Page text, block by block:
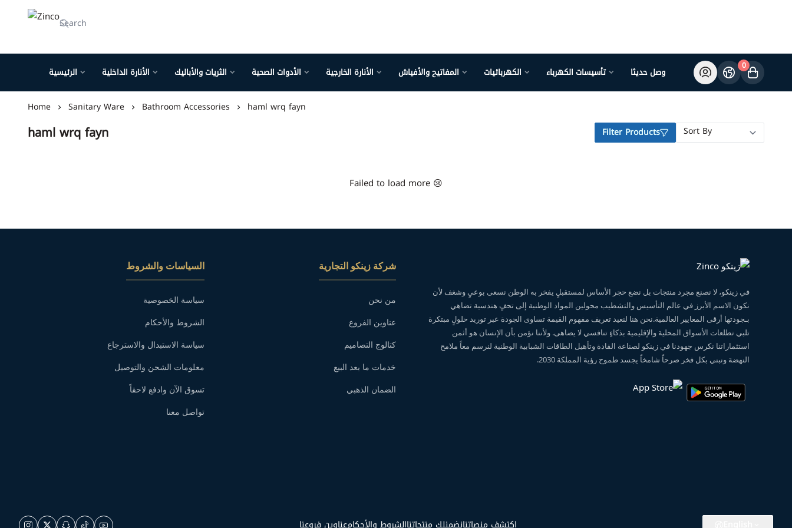
الرئيسية الأنارة الداخلية الثريات والأباليك الأدوات الصحية الأنارة الخارجية المفاتيح والأفياش الكهربائيات تأسيسات الكهرباء وصل حديثا 0
Home Sanitary Ware Bathroom Accessories haml wrq fayn
haml wrq fayn Filter Products
Failed to load more 😢
في زينكو، لا نصنع مجرد منتجات بل نضع حجر الأساس لمستقبلٍ يفخر به الوطن نسعى بوعيٍ وشغف لأن
نكون الاسم الأبرز في عالم التأسيس والتشطيب محولين المواد الوطنية إلى تحفٍ هندسية تضاهي
بـجودتها أرقى المعايير العالمية.نحن هنا لنعيد تعريف مفهوم القيمة تساوى الجودة عبر توريد حلولٍ مبتكرة
تلبي تطلعات الأسواق المحلية والإقليمية بذكاءٍ تنافسي لا يضاهى. ولأننا نؤمن بأن الإنسان هو أثمن
استثماراتنا نكرس جهودنا في زينكو لصناعة القادة وتأهيل الطاقات الشبابية الوطنية لنرسم معاً ملامح
النهضة ونبني بكل فخر صرحاً شامخاً يجسد طموح رؤية المملكة 2030.
شركة زينكو التجارية
من نحن
عناوين الفروع
كتالوج التصاميم
خدمات ما بعد البيع
الضمان الذهبي
السياسات والشروط
سياسة الخصوصية
الشروط والأحكام
سياسة الاستبدال والاسترجاع
معلومات الشحن والتوصيل
تسوق الآن وادفع لاحقاً
تواصل معنا
عناوين فروعناالشروط والأحكامنضمنلك منتجاتنااكتشف منصاتنا